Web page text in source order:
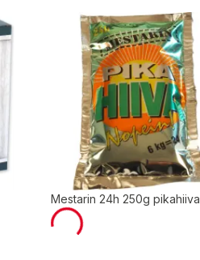
Mestarin 24h 250g pikahiiva